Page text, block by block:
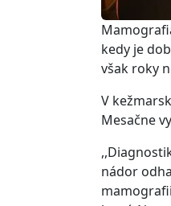
kedy je
však roky
V
Mesačne
nádor